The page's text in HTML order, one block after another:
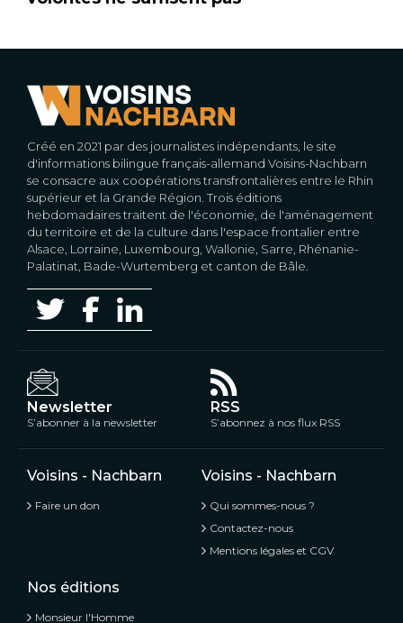
Créé en 2021 par des journalistes indépendants, le site
d'informations bilingue français-allemand Voisins-Nachbarn
se consacre aux coopérations transfrontalières entre le Rhin
supérieur et la Grande Région. Trois éditions
hebdomadaires traitent de l'économie, de l'aménagement
du territoire et de la culture dans l'espace frontalier entre
Alsace, Lorraine, Luxembourg, Wallonie, Sarre, Rhénanie-
Palatinat, Bade-Wurtemberg et canton de Bâle.
Newsletter
S’abonner à la newsletter
RSS
S’abonnez à nos flux RSS
Voisins - Nachbarn
Faire un don
Voisins - Nachbarn
Qui sommes-nous ?
Contactez-nous
Mentions légales et CGV
Nos éditions
Monsieur l'Homme